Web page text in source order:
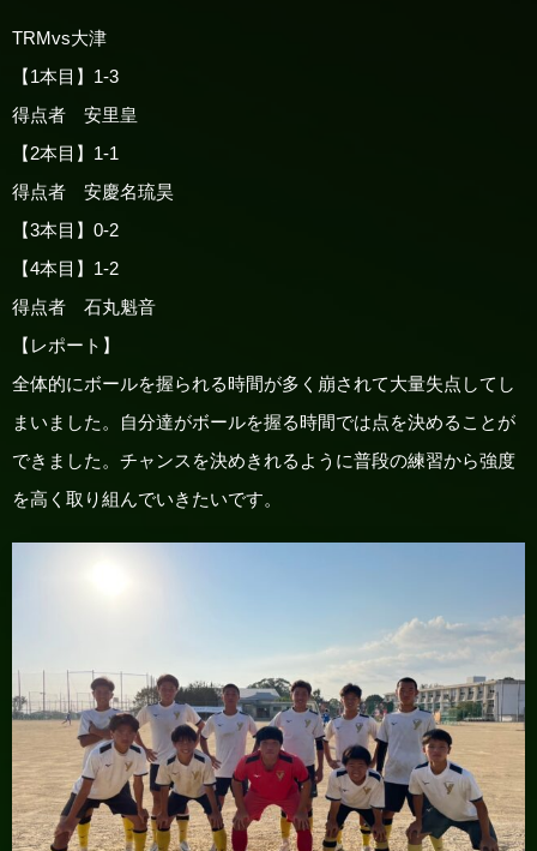
TRMvs大津
【1本目】1-3
得点者 安里皇
【2本目】1-1
得点者 安慶名琉昊
【3本目】0-2
【4本目】1-2
得点者 石丸魁音
【レポート】
全体的にボールを握られる時間が多く崩されて大量失点してし
まいました。自分達がボールを握る時間では点を決めることが
できました。チャンスを決めきれるように普段の練習から強度
を高く取り組んでいきたいです。